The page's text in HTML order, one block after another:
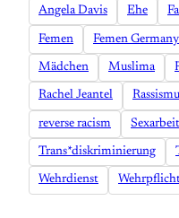
Angela Davis Ehe
Femen Femen Germany
Mädchen Muslima
Rachel Jeantel
reverse racism Sexarbeit
Trans*diskriminierung
Wehrdienst